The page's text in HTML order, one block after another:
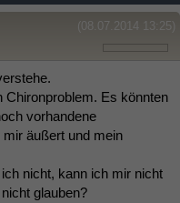
(08.07.2014 13:25)
Chironproblem. Es könnten
vorhandene
äußert und mein
nicht, kann ich mir nicht
glauben?